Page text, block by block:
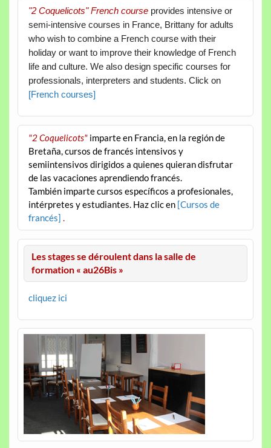
"2 Coquelicots" French courseprovides intensive or
semi-intensive courses in France, Brittany for adults
who wish to combine a French course with their
holiday or want to improve their knowledge of French
life and culture. We also design specific courses for
professionals, interpreters and students. Click on
[French courses]
"2 Coquelicots"imparte en Francia, en la región de
Bretaña, cursos de francés intensivos y
semiintensivos dirigidos a quienes quieran disfrutar
de las vacaciones aprendiendo francés.
También imparte cursos específicos a profesionales,
intérpretes y estudiantes. Haz clic en [Cursos de
francés] .
Les stages se déroulent dans la salle de
formation « au26Bis »
cliquez ici